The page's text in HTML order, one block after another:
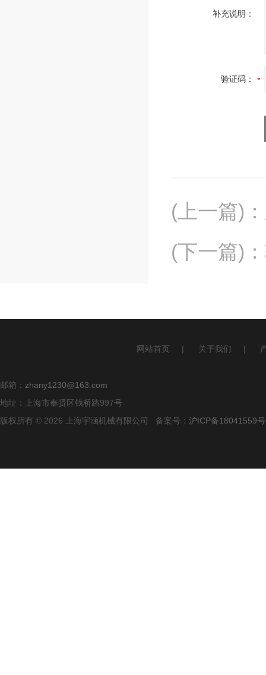
补充说明：
验证码：
(上一篇) ：
(下一篇) ：
网站首页 | 关于我们 |
邮箱： zhany1230@163.com
地址：上海市奉贤区钱桥路997号
版权所有 © 2026 上海宇涵机械有限公司 备案号： 沪ICP备18041559